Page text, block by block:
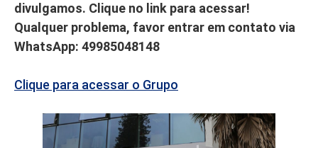
divulgamos. Clique no link para acessar!
Qualquer problema, favor entrar em contato via
WhatsApp: 49985048148
Clique para acessar o Grupo